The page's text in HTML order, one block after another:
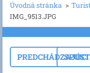
Úvodná stránka >
IMG_9513.JPG
PREDCHÁDZAJÚCI